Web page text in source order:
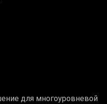
для многоуровневой